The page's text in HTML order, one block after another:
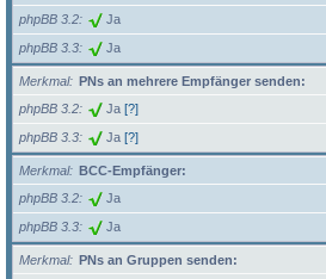
phpBB 3.2
Ja
phpBB 3.3 Ja
Merkmal
PNs an mehrere Empfänger senden:
phpBB 3.2
Ja [?]
phpBB 3.3 Ja [?]
Merkmal
BCC-Empfänger:
phpBB 3.2
Ja
phpBB 3.3 Ja
Merkmal
PNs an Gruppen senden: